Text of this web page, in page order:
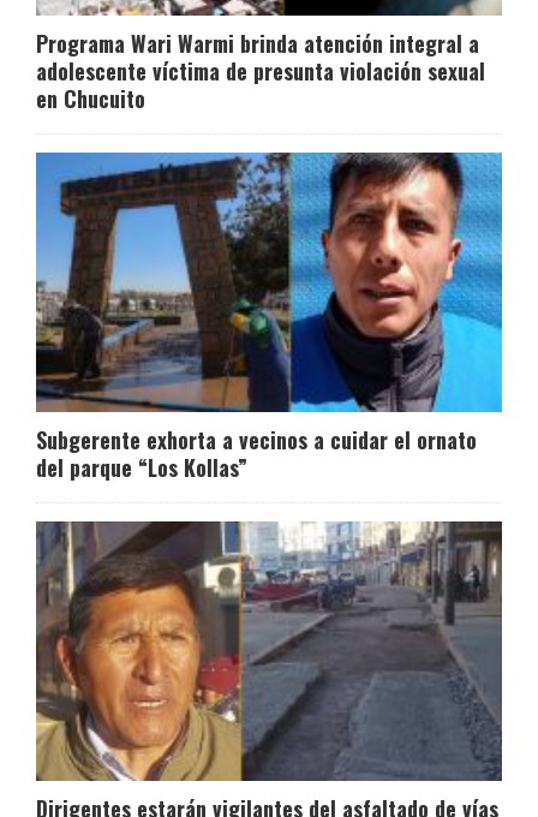
Programa Wari Warmi brinda atención integral a
adolescente víctima de presunta violación sexual
en Chucuito
Subgerente exhorta a vecinos a cuidar el ornato
del parque “Los Kollas”
Dirigentes estarán vigilantes del asfaltado de vías